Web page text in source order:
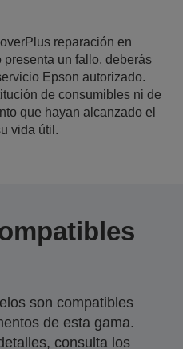
reparación en
presenta un fallo, deberás
Epson autorizado.
de consumibles ni de
que hayan alcanzado el
vida útil.
son compatibles
de esta gama.
consulta los